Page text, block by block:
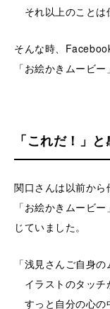
それ以上のことは
そんな時、
「お絵かきムービー
「これだ！」
関口さんは以前か
「お絵かきムービ
じていました。
「浅見さんご自身
イラストのタッチ
すっと自分の心の